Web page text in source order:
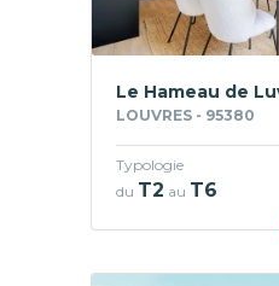
Le Hameau de
LOUVRES - 95380
Typologie
du T2 au T6